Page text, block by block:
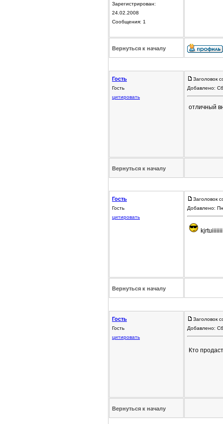
Зарегистрирован:
24.02.2008
Сообщения: 1
Вернуться к началу
Гость
Гость
цитировать
Заголовок
Добавлено:
отличный
Вернуться к началу
Гость
Гость
цитировать
Заголовок
Добавлено:
Вернуться к началу
Гость
Гость
цитировать
Заголовок
Добавлено:
Кто
Вернуться к началу